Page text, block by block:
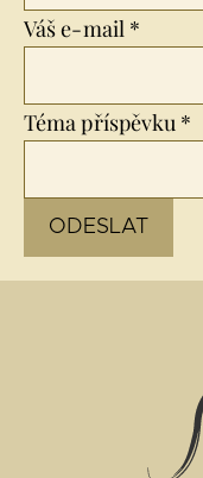
Váš e-mail *
Téma příspěvku *